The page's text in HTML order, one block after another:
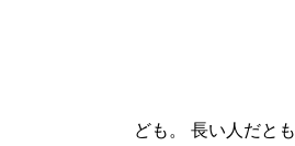
ども。 長い人だと